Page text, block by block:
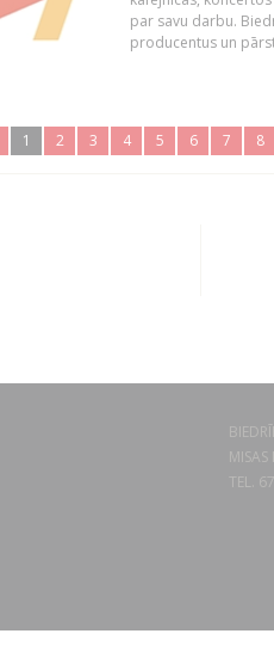
par savu darbu.
producentus un
1 2 3 4 5 6 7 8
TEL.